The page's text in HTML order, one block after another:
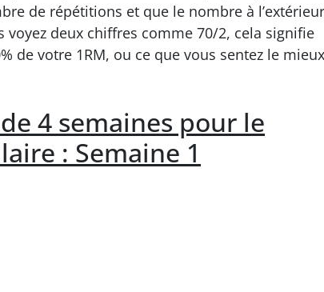
de répétitions et que le nombre à l’extérieur
voyez deux chiffres comme 70/2, cela signifie
de votre 1RM, ou ce que vous sentez le mieux
4 semaines pour le
: Semaine 1